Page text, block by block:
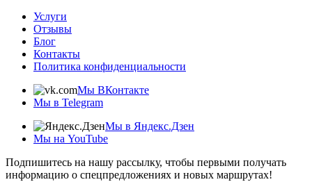
Услуги
Отзывы
Блог
Контакты
Политика конфиденциальности
Мы ВКонтакте
Мы в Telegram
Мы в Яндекс.Дзен
Мы на YouTube
Подпишитесь на нашу рассылку, чтобы первыми получать
информацию о спецпредложениях и новых маршрутах!